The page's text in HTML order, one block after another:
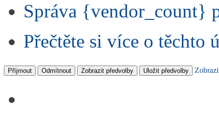
Správa {vendor_count}
Přečtěte si více o těchto
Příjmout Odmítnout Zobrazit předvolby Uložit předvolby